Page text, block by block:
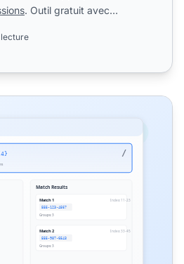
. Outil gratuit avec
d'Expressions Régulières